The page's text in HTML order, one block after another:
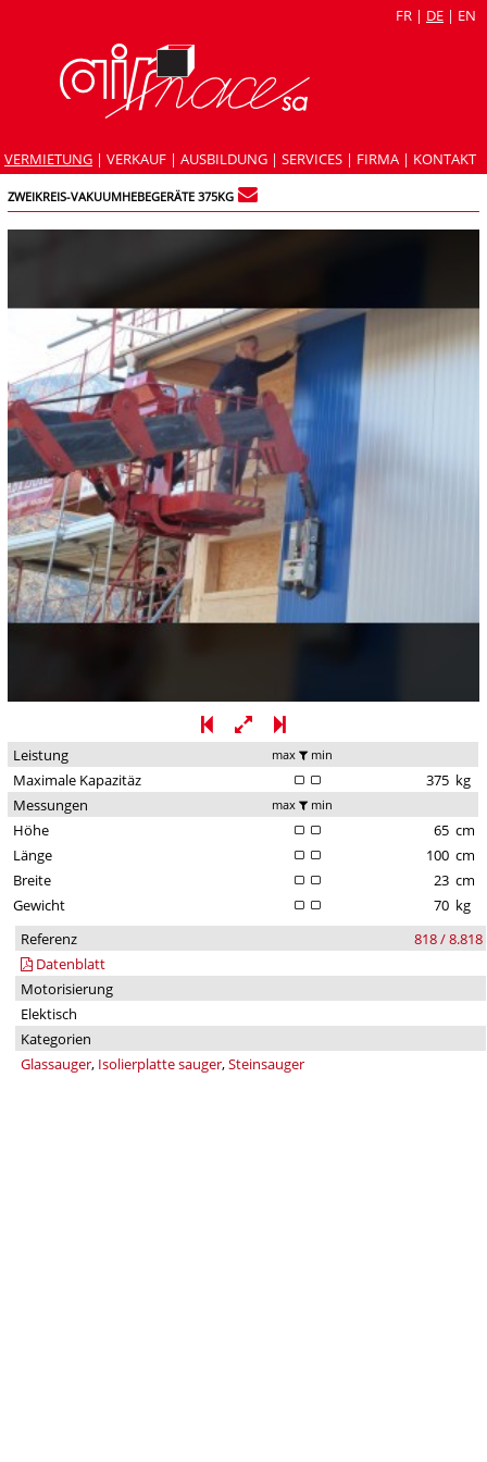
FR | DE | EN
VERMIETUNG | VERKAUF | AUSBILDUNG | SERVICES | FIRMA | KONTAKT
ZWEIKREIS-VAKUUMHEBEGERÄTE 375KG
Leistung max min
Maximale Kapazitäz 375 kg
Messungen
max min
Höhe 65 cm
Länge
100 cm
Breite
23 cm
Gewicht
70 kg
Referenz
818 / 8.818
Datenblatt
Motorisierung
Elektisch
Kategorien
Glassauger, Isolierplatte sauger,Steinsauger